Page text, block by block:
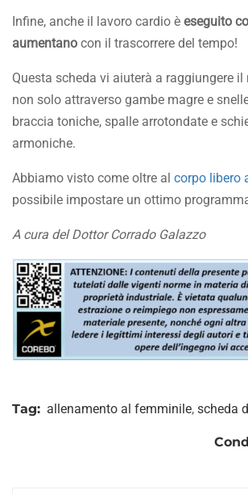
Infine, anche il lavoro cardio è eseguito
aumentano con il trascorrere del tempo!
Questa scheda vi aiuterà a raggiungere
non solo attraverso gambe magre e
braccia toniche, spalle arrotondate e
armoniche.
Abbiamo visto come oltre al corpo libero
possibile impostare un ottimo
A cura del Dottor Corrado Galazzo
Tag: allenamento al femminile, scheda